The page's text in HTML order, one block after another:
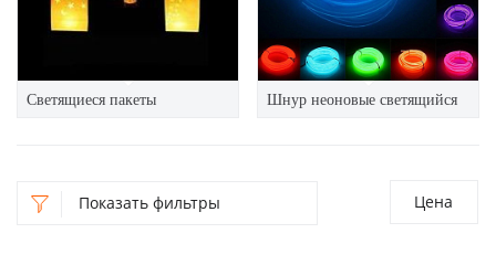
Светящиеся пакеты Шнур неоновые светящийся
Показать фильтры Цена